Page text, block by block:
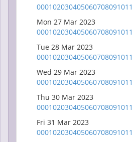
000102030405060708091011
Mon 27 Mar 2023
000102030405060708091011
Tue 28 Mar 2023
000102030405060708091011
Wed 29 Mar 2023
000102030405060708091011
Thu 30 Mar 2023
000102030405060708091011
Fri 31 Mar 2023
000102030405060708091011